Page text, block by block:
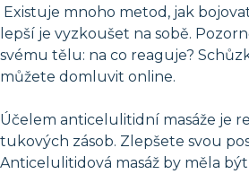
Existuje mnoho metod, jak
lepší je vyzkoušet na sobě.
svému tělu: na co reaguje?
můžete domluvit online.
Účelem anticelulitidní masáže je
tukových zásob. Zlepšete svou
Anticelulitidová masáž by měla